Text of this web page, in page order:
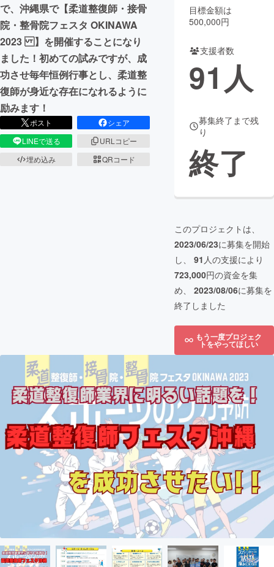
CAMPFIREふるさと納税machi-ya コミュニティ
で、沖縄県で【柔道整復師・接骨
院・整骨院フェスタ OKINAWA
2023 】を開催することになり
ました！初めての試みですが、成
功させ毎年恒例行事とし、柔道整
復師が身近な存在になれるように
励みます！
ポスト
シェア
LINEで送る
URLコピー
埋め込み
QRコード
目標金額は
500,000円
支援者数
91 人
募集終了まで残
り
終了
このプロジェクトは、
2023/06/23に募集を開始
し、 91 人の支援により
723,000円の資金を集
め、 2023/08/06に募集を
終了しました
もう一度プロジェク
トをやってほしい